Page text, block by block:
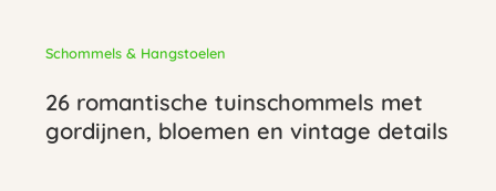
Schommels & Hangstoelen
26 romantische tuinschommels met
gordijnen, bloemen en vintage details